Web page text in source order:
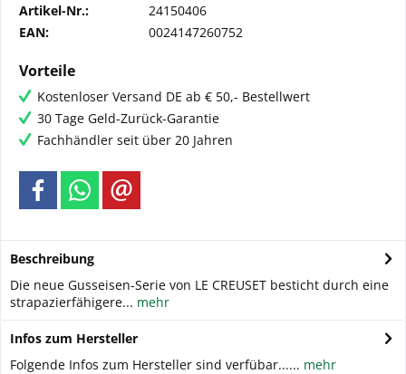
Artikel-Nr.:
24150406
EAN:
0024147260752
Vorteile
Kostenloser Versand DE ab € 50,- Bestellwert
30 Tage Geld-Zurück-Garantie
Fachhändler seit über 20 Jahren
Beschreibung
Die neue Gusseisen-Serie von LE CREUSET besticht durch eine
strapazierfähigere... mehr
Infos zum Hersteller
Folgende Infos zum Hersteller sind verfübar...... mehr